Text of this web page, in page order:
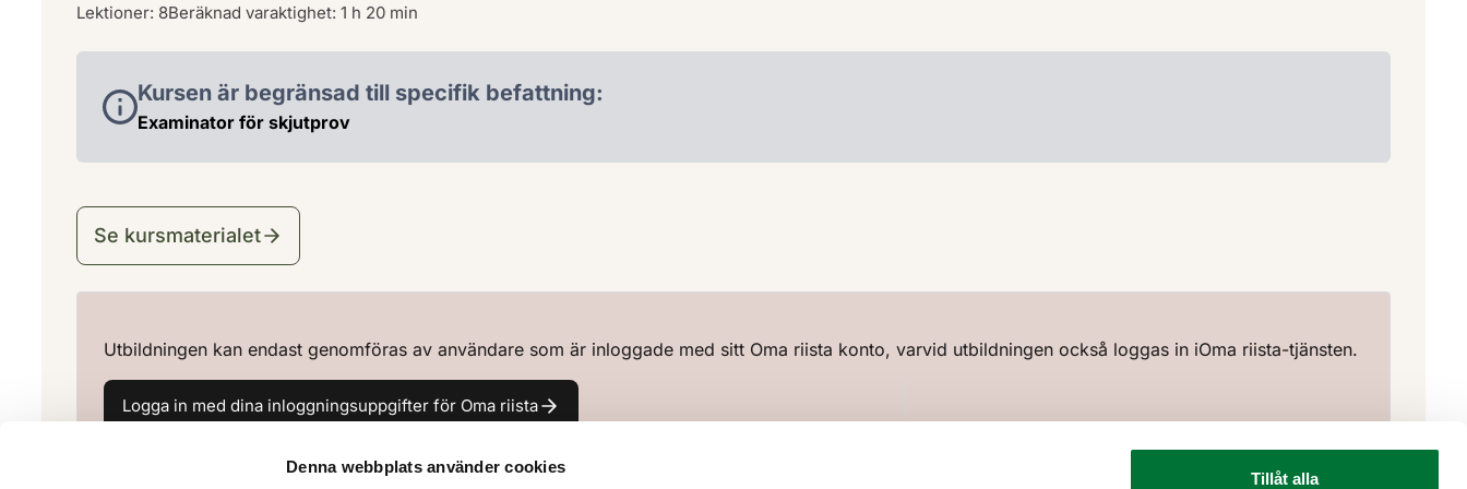
Denna webbplats använder cookies
Tillåt alla
Lektioner: 8Beräknad varaktighet: 1 h 20 min
Kursen är begränsad till specifik befattning:
Examinator för skjutprov
Se kursmaterialet
Utbildningen kan endast genomföras av användare som är inloggade med sitt Oma riista konto, varvid utbildningen också loggas in iOma riista-tjänsten.
Logga in med dina inloggningsuppgifter för Oma riista